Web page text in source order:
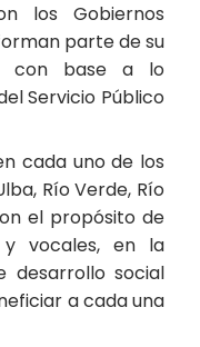
los Gobiernos
parte de su
con base a lo
Servicio Público
cada uno de los
Río Verde, Río
el propósito de
vocales, en la
desarrollo social
a cada una